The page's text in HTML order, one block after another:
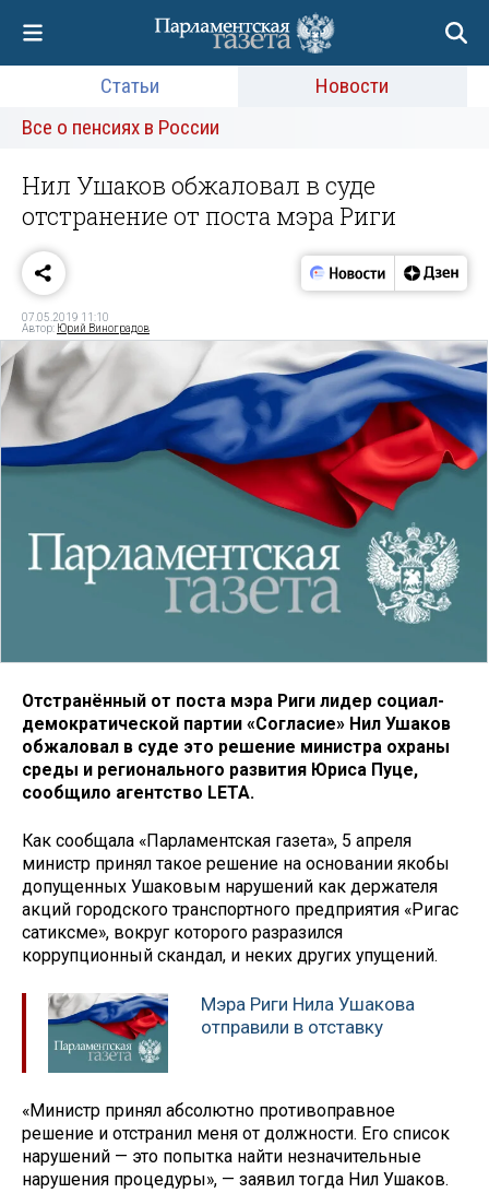
Статьи
Новости
Все о пенсиях в России
Нил Ушаков обжаловал в суде
отстранение от поста мэра Риги
07.05.2019 11:10
Автор: Юрий Виноградов
Отстранённый от поста мэра Риги лидер социал-
демократической партии «Согласие» Нил Ушаков
обжаловал в суде это решение министра охраны
среды и регионального развития Юриса Пуце,
сообщило агентство LETA.
Как сообщала «Парламентская газета», 5 апреля
министр принял такое решение на основании якобы
допущенных Ушаковым нарушений как держателя
акций городского транспортного предприятия «Ригас
сатиксме», вокруг которого разразился
коррупционный скандал, и неких других упущений.
Мэра Риги Нила Ушакова
отправили в отставку
«Министр принял абсолютно противоправное
решение и отстранил меня от должности. Его список
нарушений — это попытка найти незначительные
нарушения процедуры», — заявил тогда Нил Ушаков.